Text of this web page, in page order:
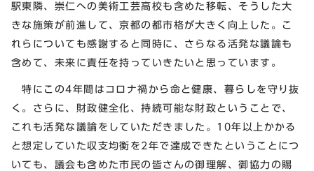
駅東隣、崇仁への美術工芸高校も含めた移転、そうした大
きな施策が前進して、京都の都市格が大きく向上した。こ
れらについても感謝すると同時に、さらなる活発な議論も
含めて、未来に責任を持っていきたいと思っています。
特にこの4年間はコロナ禍から命と健康、暮らしを守り抜
く。さらに、財政健全化、持続可能な財政ということで、
これも活発な議論をしていただきました。10年以上かかる
と想定していた収支均衡を2年で達成できたということにつ
いても、議会も含めた市民の皆さんの御理解、御協力の賜